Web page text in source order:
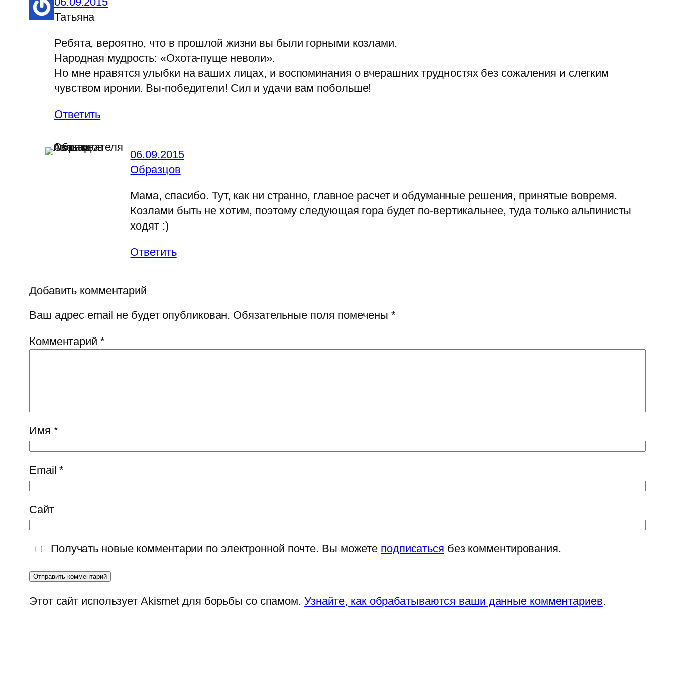
Татьяна
Ребята, вероятно, что в прошлой жизни вы были горными козлами.
Народная мудрость: «Охота-пуще неволи».
Но мне нравятся улыбки на ваших лицах, и воспоминания о вчерашних трудностях без сожаления и слегким
чувством иронии. Вы-победители! Сил и удачи вам побольше!
Ответить
06.09.2015
Образцов
Мама, спасибо. Тут, как ни странно, главное расчет и обдуманные решения, принятые вовремя.
Козлами быть не хотим, поэтому следующая гора будет по-вертикальнее, туда только альпинисты
ходят :)
Ответить
Добавить комментарий
Ваш адрес email не будет опубликован. Обязательные поля помечены *
Комментарий *
Имя *
Email*
Сайт
Получать новые комментарии по электронной почте. Вы можете подписаться без комментирования.
Этот сайт использует Akismet для борьбы со спамом. Узнайте, как обрабатываются ваши данные комментариев.